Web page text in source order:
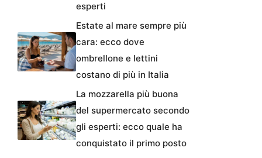
esperti
Estate al mare sempre più
cara: ecco dove
ombrellone e lettini
costano di più in Italia
La mozzarella più buona
del supermercato secondo
gli esperti: ecco quale ha
conquistato il primo posto